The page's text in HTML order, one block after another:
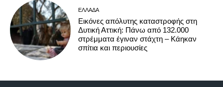
ΕΛΛΆΔΑ
Εικόνες απόλυτης καταστροφής στη
Δυτική Αττική: Πάνω από 132.000
στρέμματα έγιναν στάχτη – Κάηκαν
σπίτια και περιουσίες